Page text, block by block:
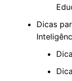
Dicas